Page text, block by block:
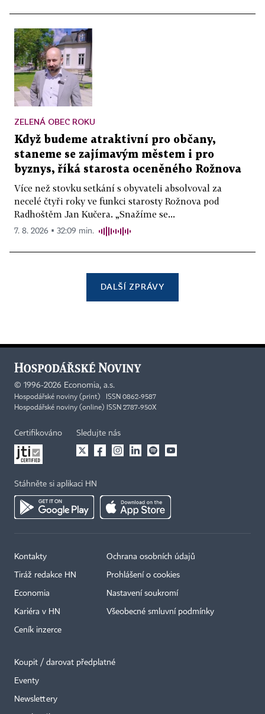
ZELENÁ OBEC ROKU
Když budeme atraktivní pro občany,
staneme se zajímavým městem i pro
byznys, říká starosta oceněného Rožnova
Více než stovku setkání s obyvateli absolvoval za
necelé čtyři roky ve funkci starosty Rožnova pod
Radhoštěm Jan Kučera. „Snažíme se...
7. 8. 2026 ▪ 32:09 min.
DALŠÍ ZPRÁVY
© 1996-2026 Economia, a.s.
Hospodářské noviny (print) ISSN 0862-9587
Hospodářské noviny (online) ISSN 2787-950X
Certifikováno Sledujte nás
Stáhněte si aplikaci HN
Kontakty
Tiráž redakce HN
Economia
Kariéra v HN
Ceník inzerce
Ochrana osobních údajů
Prohlášení o cookies
Nastavení soukromí
Všeobecné smluvní podmínky
Koupit / darovat předplatné
Eventy
Newslettery